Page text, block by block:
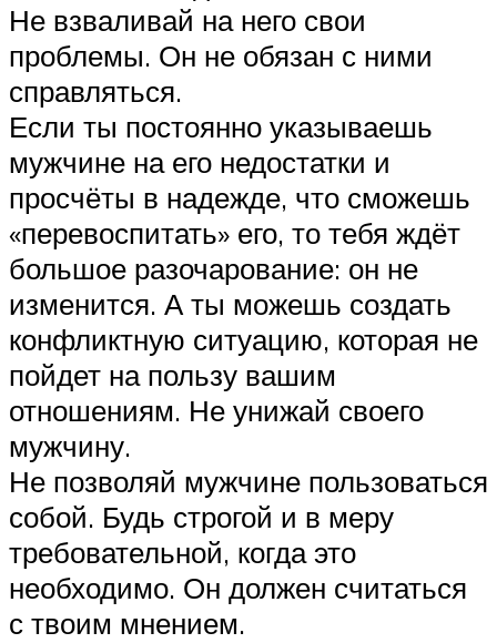
Не взваливай на него свои
проблемы. Он не обязан с ними
справляться.
Если ты постоянно указываешь
мужчине на его недостатки и
просчёты в надежде, что сможешь
«перевоспитать» его, то тебя ждёт
большое разочарование: он не
изменится. А ты можешь создать
конфликтную ситуацию, которая не
пойдет на пользу вашим
отношениям. Не унижай своего
мужчину.
Не позволяй мужчине пользоваться
собой. Будь строгой и в меру
требовательной, когда это
необходимо. Он должен считаться
с твоим мнением.